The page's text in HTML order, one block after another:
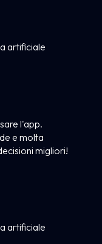
artificiale
l'app.
e molta
migliori!
artificiale